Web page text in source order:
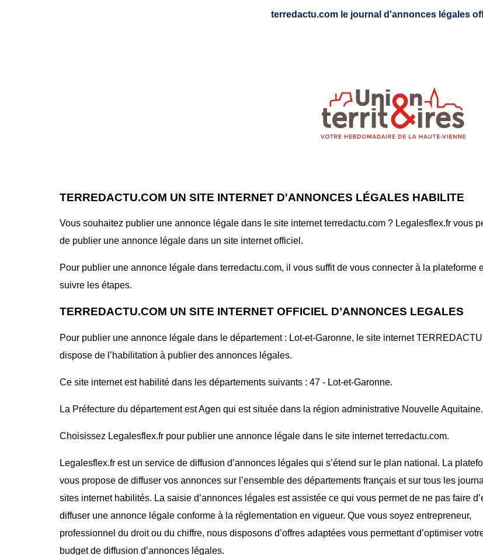
terredactu.com le journal d'annonces légales
TERREDACTU.COM UN SITE INTERNET D'ANNONCES LÉGALES HABILITE
Vous souhaitez publier une annonce légale dans le site internet terredactu.com ? Legalesflex.fr vous
de publier une annonce légale dans un site internet officiel.
Pour publier une annonce légale dans terredactu.com, il vous suffit de vous connecter à la plateforme
suivre les étapes.
TERREDACTU.COM UN SITE INTERNET OFFICIEL D’ANNONCES LEGALES
Pour publier une annonce légale dans le département : Lot-et-Garonne, le site internet
dispose de l’habilitation à publier des annonces légales.
Ce site internet est habilité dans les départements suivants : 47 - Lot-et-Garonne.
La Préfecture du département est Agen qui est située dans la région administrative Nouvelle Aquitaine.
Choisissez Legalesflex.fr pour publier une annonce légale dans le site internet terredactu.com.
Legalesflex.fr est un service de diffusion d’annonces légales qui s’étend sur le plan national. La
vous propose de diffuser vos annonces sur l’ensemble des départements français et sur tous les
sites internet habilités. La saisie d’annonces légales est assistée ce qui vous permet de ne pas faire
diffuser une annonce légale conforme à la réglementation en vigueur. Que vous soyez entrepreneur,
professionnel du droit ou du chiffre, nous disposons d’offres adaptées vous permettant d’optimiser
budget de diffusion d’annonces légales.